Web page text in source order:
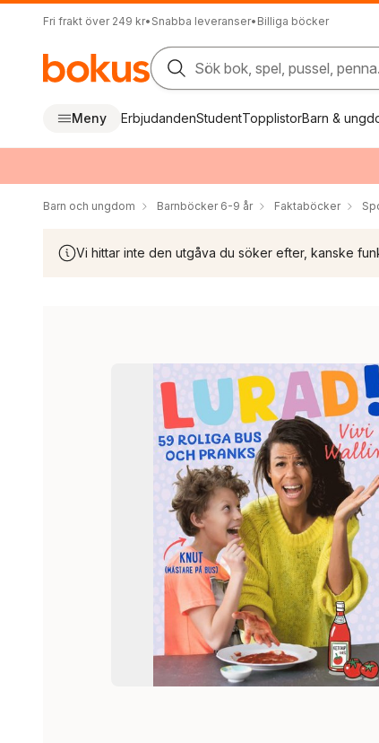
Fri frakt över 249 kr• Snabba leveranser• Billiga böcker
Sök bok, spel, pussel,
Meny ErbjudandenStudentTopplistorBarn &
Barn och ungdom Barnböcker 6-9 år Faktaböcker
Vi hittar inte den utgåva du söker efter, kanske